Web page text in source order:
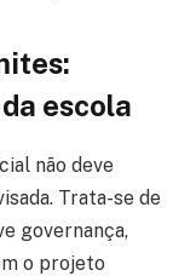
escola
não deve
Trata-se de
governança,
o projeto